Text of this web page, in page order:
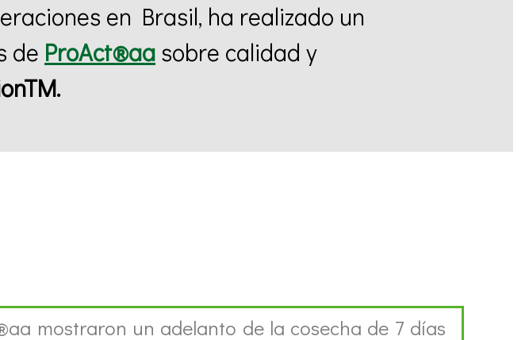
en Brasil, ha realizado un
de ProAct®aa sobre calidad y
mostraron un adelanto de la cosecha de 7 días